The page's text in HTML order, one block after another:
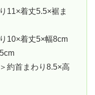
11×着丈5.5×裾ま
10×着丈5×幅8cm
約首まわり8.5×高